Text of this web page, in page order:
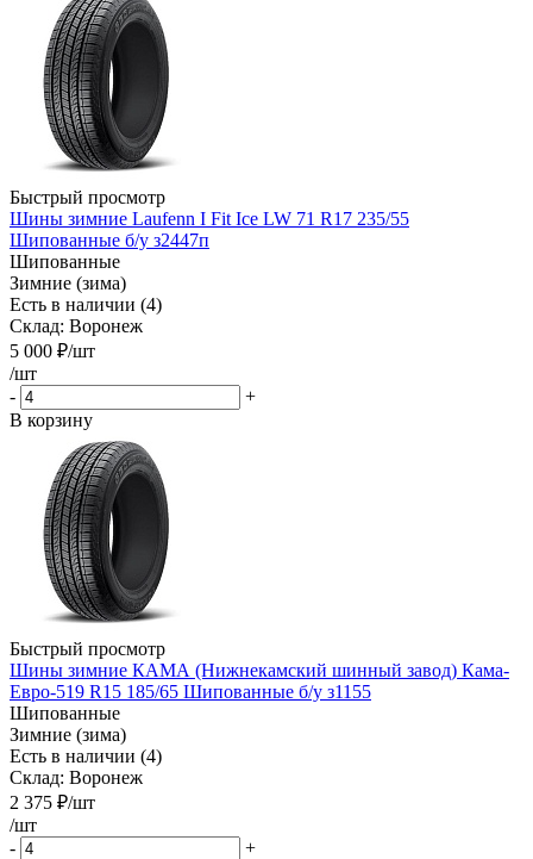
Быстрый просмотр
Шины зимние Laufenn I Fit Ice LW 71 R17 235/55
Шипованные б/у з2447п
Шипованные
Зимние (зима)
Есть в наличии (4)
Склад: Воронеж
5 000 ₽/шт
/шт
-
+
В корзину
Быстрый просмотр
Шины зимние КАМА (Нижнекамский шинный завод) Кама-
Евро-519 R15 185/65 Шипованные б/у з1155
Шипованные
Зимние (зима)
Есть в наличии (4)
Склад: Воронеж
2 375 ₽/шт
/шт
-
+